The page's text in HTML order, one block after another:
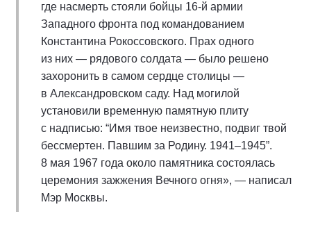
где насмерть стояли бойцы 16-й армии
Западного фронта под командованием
Константина Рокоссовского. Прах одного
из них — рядового солдата — было решено
захоронить в самом сердце столицы —
в Александровском саду. Над могилой
установили временную памятную плиту
с надписью: “Имя твое неизвестно, подвиг твой
бессмертен. Павшим за Родину. 1941–1945”.
8 мая 1967 года около памятника состоялась
церемония зажжения Вечного огня», — написал
Мэр Москвы.